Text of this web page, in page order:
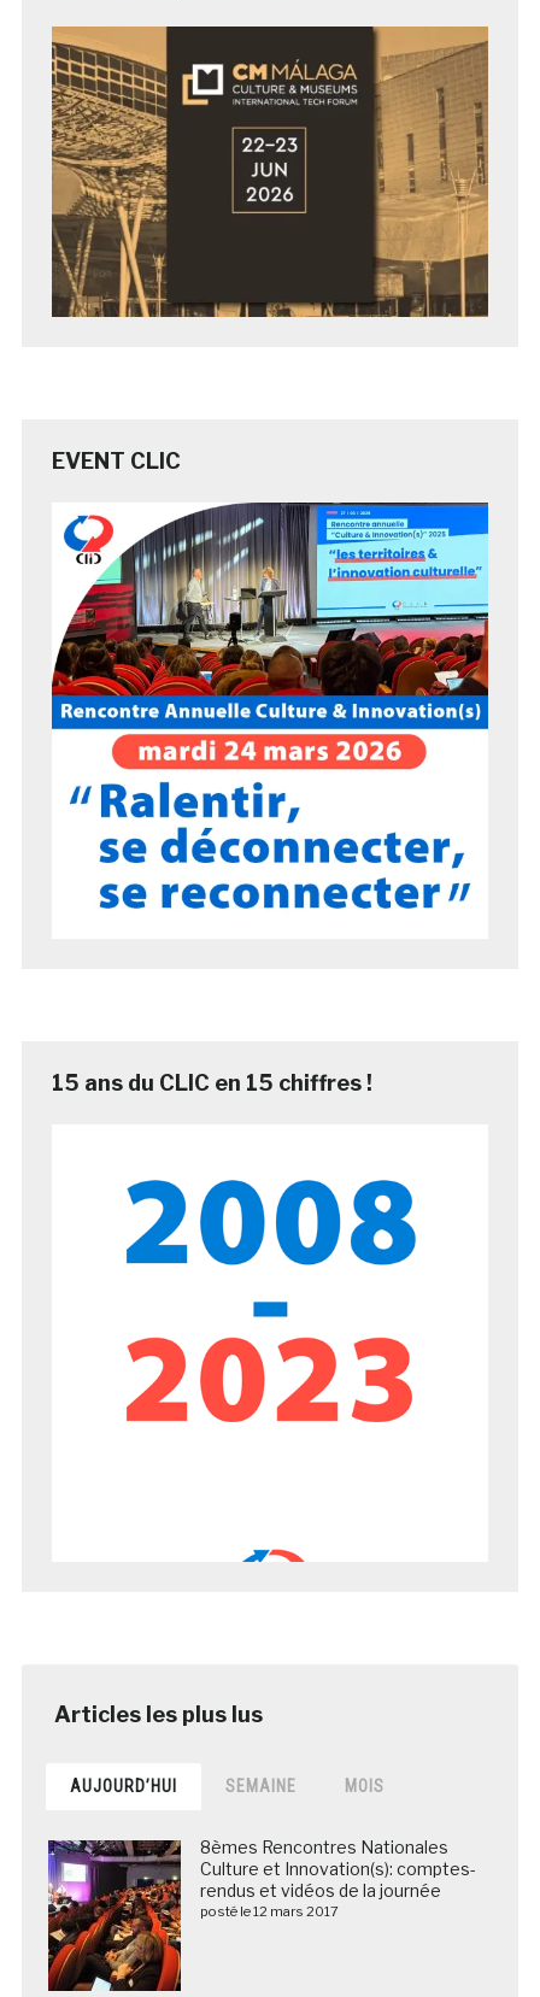
EVENT CLIC
15 ans du CLIC en 15 chiffres !
AUJOURD’HUI SEMAINE MOIS
8èmes Rencontres Nationales
Culture et Innovation(s): comptes-
rendus et vidéos de la journée
posté le 12 mars 2017